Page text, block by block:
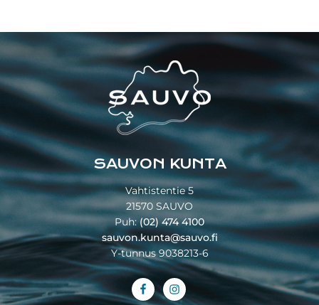
Footer
SAUVON KUNTA
Vahtistentie 5
21570 SAUVO
Puh:(02) 474 4100
sauvon.kunta@sauvo.fi
Y-tunnus 9038213-6